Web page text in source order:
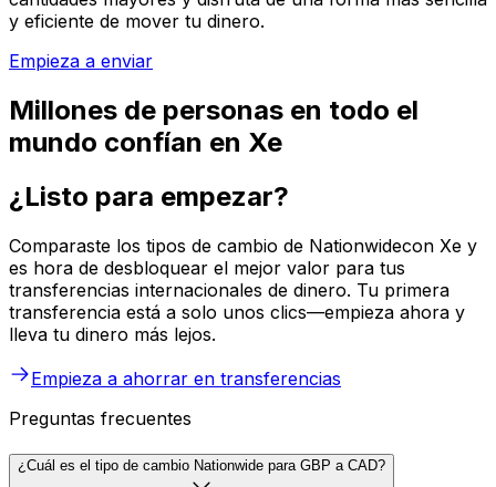
y eficiente de mover tu dinero.
Empieza a enviar
Millones de personas en todo el
mundo confían en Xe
¿Listo para empezar?
Comparaste los tipos de cambio de Nationwidecon Xe y
es hora de desbloquear el mejor valor para tus
transferencias internacionales de dinero. Tu primera
transferencia está a solo unos clics—empieza ahora y
lleva tu dinero más lejos.
Empieza a ahorrar en transferencias
Preguntas frecuentes
¿Cuál es el tipo de cambio Nationwide para GBP a CAD?